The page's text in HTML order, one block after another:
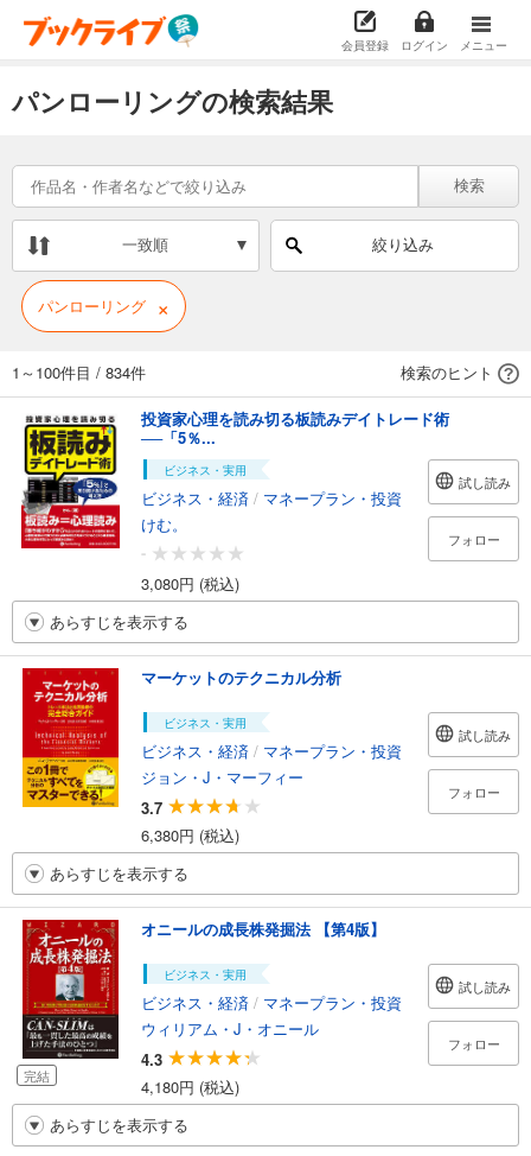
会員登録 ログイン メニュー
パンローリングの検索結果
検索
一致順 絞り込み
パンローリング ×
1～100件目 / 834件 検索のヒント
投資家心理を読み切る板読みデイトレード術
──「5％...
ビジネス・実用
ビジネス・経済 / マネープラン・投資
けむ。
-
3,080円 (税込)
試し読み
フォロー
あらすじを表示する
マーケットのテクニカル分析
ビジネス・実用
ビジネス・経済 / マネープラン・投資
ジョン・J・マーフィー
3.7
6,380円 (税込)
試し読み
フォロー
あらすじを表示する
完結
オニールの成長株発掘法 【第4版】
ビジネス・実用
ビジネス・経済 / マネープラン・投資
ウィリアム・J・オニール
4.3
4,180円 (税込)
試し読み
フォロー
あらすじを表示する